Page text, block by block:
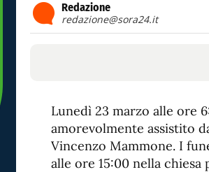
Redazione
redazione@sora24.it
Lunedì 23 marzo alle ore
amorevolmente assistito
Vincenzo Mammone. I
alle ore 15:00 nella